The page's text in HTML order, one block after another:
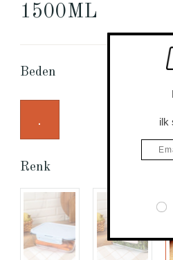
1500ML
Beden
.
Renk